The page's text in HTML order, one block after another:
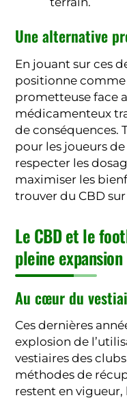
Une alternative
En jouant sur ces
positionne
prometteuse face
médicamenteux
de conséquences.
pour les joueurs
respecter les
maximiser les
trouver du CBD
Le CBD et le
pleine expansion
Au cœur du
Ces dernières
explosion de
vestiaires des
méthodes de
restent en vigueur,